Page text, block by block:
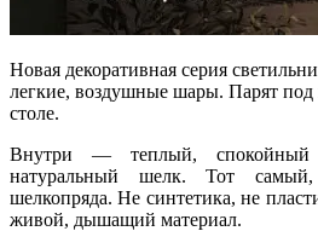
Новая декоративная серия
легкие, воздушные шары. Парят под
столе.
Внутри — теплый,
натуральный шелк. Тот
шелкопряда. Не синтетика, не
живой, дышащий материал.